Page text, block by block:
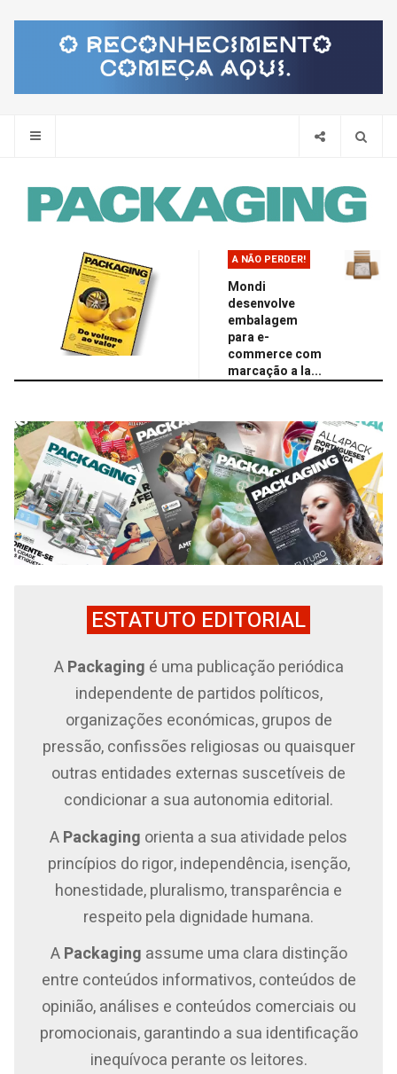
A NÃO PERDER!
Mondi
desenvolve
embalagem
para e-
commerce com
marcação a la...
ESTATUTO EDITORIAL
APackaging é uma publicação periódica
independente de partidos políticos,
organizações económicas, grupos de
pressão, confissões religiosas ou quaisquer
outras entidades externas suscetíveis de
condicionar a sua autonomia editorial.
APackaging orienta a sua atividade pelos
princípios do rigor, independência, isenção,
honestidade, pluralismo, transparência e
respeito pela dignidade humana.
APackaging assume uma clara distinção
entre conteúdos informativos, conteúdos de
opinião, análises e conteúdos comerciais ou
promocionais, garantindo a sua identificação
inequívoca perante os leitores.